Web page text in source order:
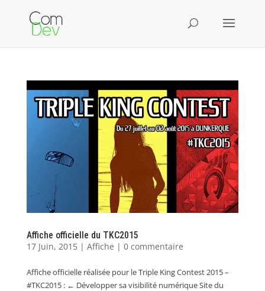
Affiche officielle du TKC2015
17 Juin, 2015| Affiche | 0 commentaire
Affiche officielle réalisée pour le Triple King Contest 2015 –
#TKC2015 : ← Développer sa visibilité numérique Site du